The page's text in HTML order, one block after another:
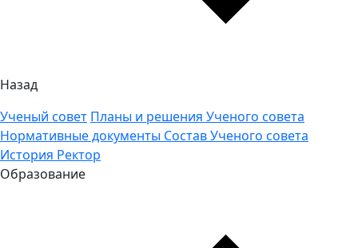
Назад
Ученый совет Планы и решения Ученого совета
Нормативные документы Состав Ученого совета
История Ректор
Образование